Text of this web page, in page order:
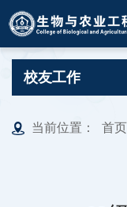
校友工作
当前位置： 首页